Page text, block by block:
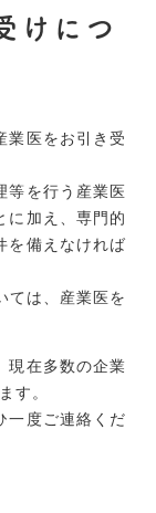
けにつ
業医をお引き受
等を行う産業医
に加え、専門的
を備えなければ
ては、産業医を
現在多数の企業
す。
一度ご連絡くだ